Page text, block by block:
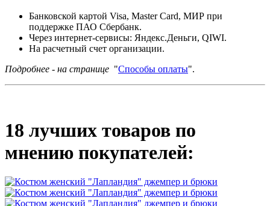
Банковской картой Visa, Master Card, МИР при
поддержке ПАО Сбербанк.
Через интернет-сервисы: Яндекс.Деньги, QIWI.
На расчетный счет организации.
Подробнее - на странице "Способы оплаты".
18 лучших товаров по
мнению покупателей: